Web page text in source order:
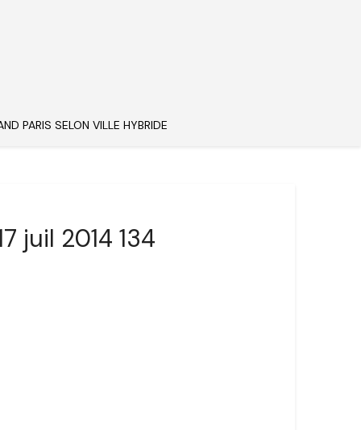
PARIS SELON VILLE HYBRIDE
juil 2014 134